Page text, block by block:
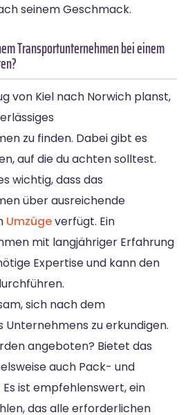
seinem Geschmack.
Transportunternehmen bei einem
von Kiel nach Norwich planst,
zu finden. Dabei gibt es
auf die du achten solltest.
wichtig, dass das
über ausreichende
Umzügeverfügt. Ein
mit langjähriger Erfahrung
Expertise und kann den
sich nach dem
Unternehmens zu erkundigen.
angeboten? Bietet das
auch Pack- und
ist empfehlenswert, ein
das alle erforderlichen